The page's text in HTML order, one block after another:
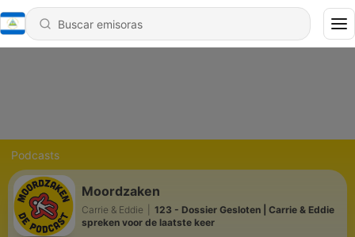
Podcasts
Moordzaken
Carrie & Eddie
123 - Dossier Gesloten | Carrie & Eddie
spreken voor de laatste keer